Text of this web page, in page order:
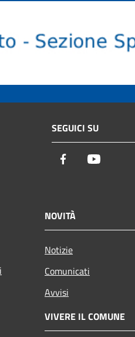
SEGUICI SU
Facebook
NOVITÀ
Notizie
Comunicati
Avvisi
VIVERE IL COMUNE